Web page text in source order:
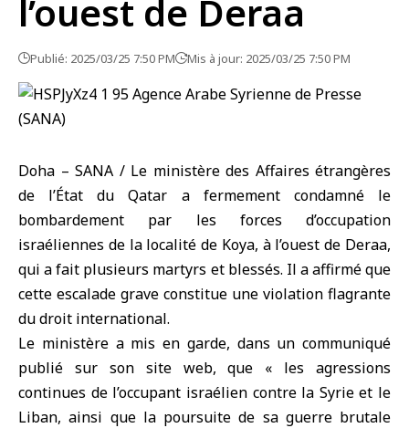
l’ouest de Deraa
Publié: 2025/03/25 7:50 PM Mis à jour: 2025/03/25 7:50 PM
Doha – SANA / Le ministère des Affaires étrangères
de l’État du Qatar a fermement condamné le
bombardement par les forces d’occupation
israéliennes de la localité de Koya, à l’ouest de Deraa,
qui a fait plusieurs martyrs et blessés. Il a affirmé que
cette escalade grave constitue une violation flagrante
du droit international.
Le ministère a mis en garde, dans un communiqué
publié sur son site web, que « les agressions
continues de l’occupant israélien contre la Syrie et le
Liban, ainsi que la poursuite de sa guerre brutale